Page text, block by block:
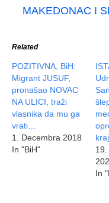
MAKEDONAC I
Related
POZITIVNA, BiH:
Migrant JUSUF,
pronašao NOVAC
NA ULICI, traži
vlasnika da mu ga
vrati…
1. Decembra 2018
In "BiH"
In